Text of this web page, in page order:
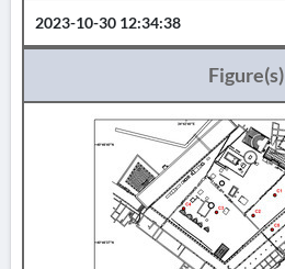
2023-10-30 12:34:38
Figure(s)